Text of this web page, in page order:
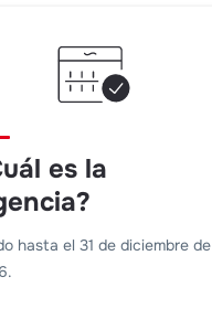
es la
hasta el 31 de diciembre de